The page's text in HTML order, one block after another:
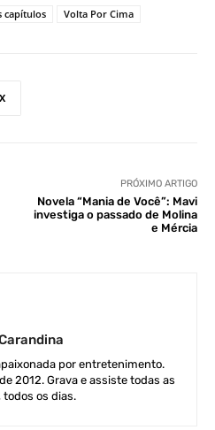
capítulos Volta Por Cima
X
PRÓXIMO ARTIGO
Novela “Mania de Você”: Mavi
investiga o passado de Molina
e Mércia
por entretenimento.
2012. Grava e assiste todas as
todos os dias.